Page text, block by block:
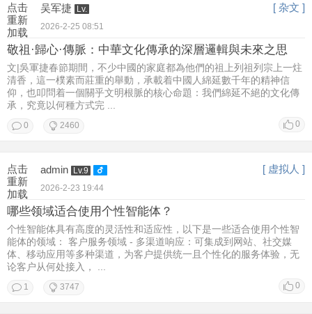
点击
重新
加载
吴军捷 Lv. [ 杂文 ]
2026-2-25 08:51
敬祖·歸心·傳脈：中華文化傳承的深層邏輯與未來之思
文|吳軍捷春節期間，不少中國的家庭都為他們的祖上列祖列宗上一炷
清香，這一樸素而莊重的舉動，承載着中國人綿延數千年的精神信
仰，也叩問着一個關乎文明根脈的核心命題：我們綿延不絕的文化傳
承，究竟以何種方式完 ...
0
0 2460
点击
重新
加载
admin Lv.9 [ 虚拟人 ]
2026-2-23 19:44
哪些领域适合使用个性智能体？
个性智能体具有高度的灵活性和适应性，以下是一些适合使用个性智
能体的领域： 客户服务领域 - 多渠道响应：可集成到网站、社交媒
体、移动应用等多种渠道，为客户提供统一且个性化的服务体验，无
论客户从何处接入， ...
0
1 3747